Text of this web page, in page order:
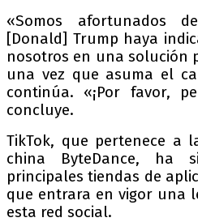
«Somos afortunados
[Donald] Trump haya
nosotros en una solución
una vez que asuma el
continúa. «¡Por favor,
concluye.
TikTok, que pertenece a
china ByteDance, ha
principales tiendas de
que entrara en vigor una
esta red social.